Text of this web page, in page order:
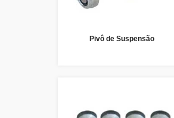
Pivô de Suspensão